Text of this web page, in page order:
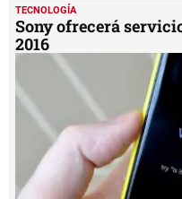
TECNOLOGÍA
Sony ofrecerá
2016